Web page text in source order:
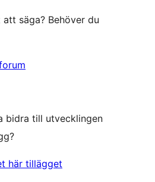
säga? Behöver du
bidra till utvecklingen
här tillägget